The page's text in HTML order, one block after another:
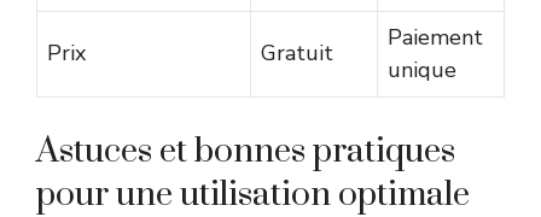
Prix Gratuit
Paiement
unique
Astuces et bonnes pratiques
pour une utilisation optimale